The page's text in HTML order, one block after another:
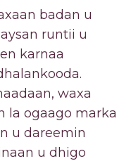
badan u
runtii u
karnaa
waxa
la ogaago marka
u dareemin
u dhigo